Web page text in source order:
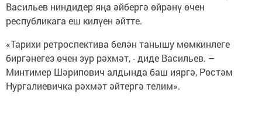
Васильев ниндидер яңа әйбергә өйрәнү өчен
республикага еш килүен әйтте.
«Тарихи ретроспектива белән танышу мөмкинлеге
биргәнегез өчен зур рәхмәт, - диде Васильев. –
Минтимер Шәрипович алдында баш ияргә, Рөстәм
Нургалиевичка рәхмәт әйтергә телим».